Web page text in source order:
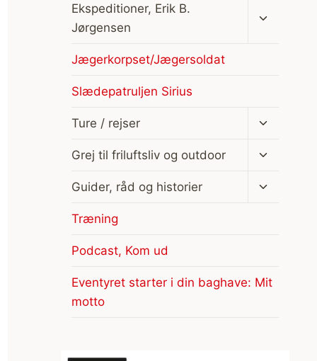
Ekspeditioner, Erik B.
Jørgensen
Jægerkorpset/Jægersoldat
Slædepatruljen Sirius
Ture / rejser
Skift
Grej til friluftsliv og outdoor
Skift
Guider, råd og historier
Skift
Træning
Podcast, Kom ud
Eventyret starter i din baghave: Mit
motto